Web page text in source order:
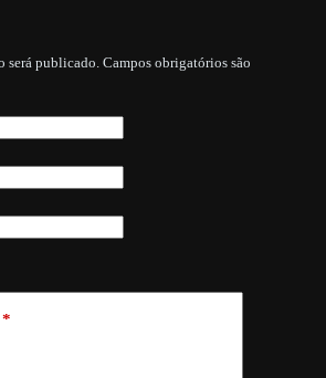
será publicado. Campos obrigatórios são
*